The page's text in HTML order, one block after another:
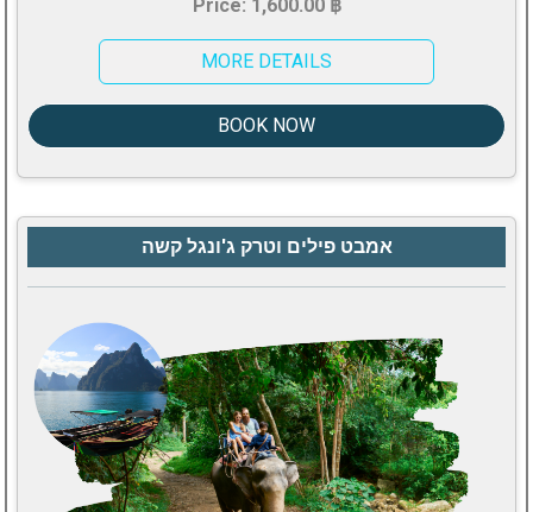
Price: 1,600.00 ฿
MORE DETAILS
BOOK NOW
אמבט פילים וטרק ג'ונגל קשה